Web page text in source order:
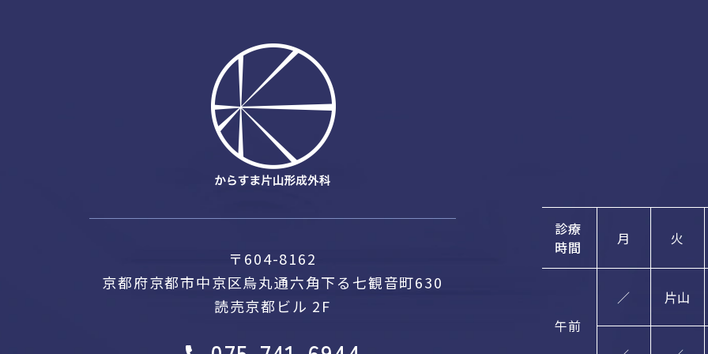
〒604-8162
京都府京都市中京区烏丸通六角下る七観音町630
読売京都ビル 2F
診療
時間
月 火
午前
／ 片山